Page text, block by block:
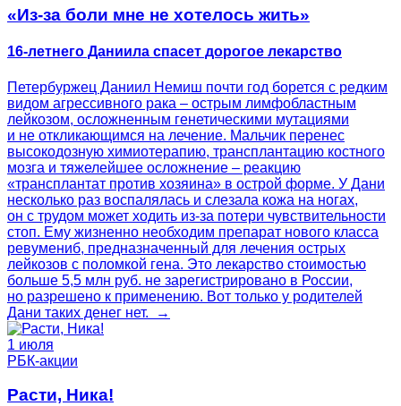
«Из-за боли мне не хотелось жить»
16-летнего Даниила спасет дорогое лекарство
Петербуржец Даниил Немиш почти год борется с редким
видом агрессивного рака – острым лимфобластным
лейкозом, осложненным генетическими мутациями
и не откликающимся на лечение. Мальчик перенес
высокодозную химиотерапию, трансплантацию костного
мозга и тяжелейшее осложнение – реакцию
«трансплантат против хозяина» в острой форме. У Дани
несколько раз воспалялась и слезала кожа на ногах,
он с трудом может ходить из-за потери чувствительности
стоп. Ему жизненно необходим препарат нового класса
ревумениб, предназначенный для лечения острых
лейкозов с поломкой гена. Это лекарство стоимостью
больше 5,5 млн руб. не зарегистрировано в России,
но разрешено к применению. Вот только у родителей
Дани таких денег нет. →
1 июля
РБК-акции
Расти, Ника!